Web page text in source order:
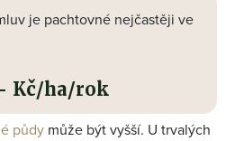
je pachtovné nejčastěji ve
Kč/ha/rok
půdy může být vyšší. U trvalých